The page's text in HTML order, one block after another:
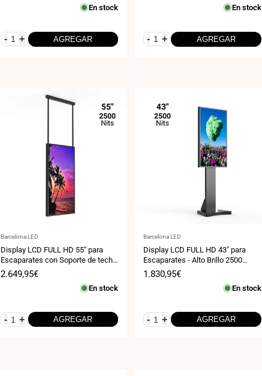
En stock
- + AGREGAR
En stock
- + AGREGAR
Proveedor:
Barcelona LED
Display LCD FULL HD 55" para
Escaparates con Soporte de techo
- Alto Brillo 2500 NITS - Android
Precio
2.649,95€
En stock
- + AGREGAR
Proveedor:
Barcelona LED
Display LCD FULL HD 43" para
Escaparates - Alto Brillo 2500
NITS - Android
Precio
1.830,95€
En stock
- + AGREGAR